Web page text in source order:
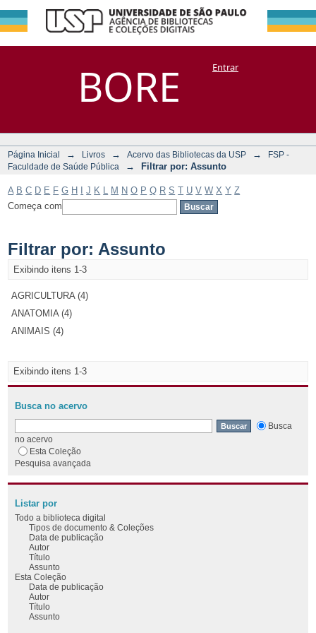
BORE
Filtrar por:
Assunto
DSpace/Manakin + CoriscoEntrar
Página Inicial → Livros → Acervo das Bibliotecas da USP →
FSP -
Faculdade de Saúde Pública
→ Filtrar por: Assunto
A B C D E F G H J K M N O P Q R S T U V W X Y Z
Começa com
Filtrar por: Assunto
Exibindo itens 1-3
AGRICULTURA (4)
ANATOMIA (4)
ANIMAIS (4)
Exibindo itens 1-3
Busca no acervo
Busca
no acervo
Esta Coleção
Pesquisa avançada
Listar por
Todo a biblioteca digital
Tipos de documento & Coleções
Data de publicação
Autor
Título
Assunto
Esta Coleção
Data de publicação
Autor
Título
Assunto